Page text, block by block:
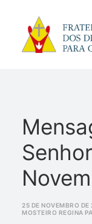
FUNDADOR
MEDJUGORJE
INFORMATIVO
25 DE NOVEMBRO DE
MOSTEIRO REGINA